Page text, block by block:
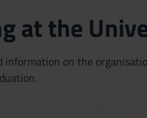
at the
information on the